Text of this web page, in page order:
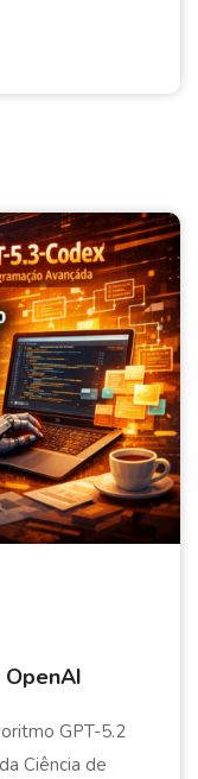
GPT-5.2
Ciência de